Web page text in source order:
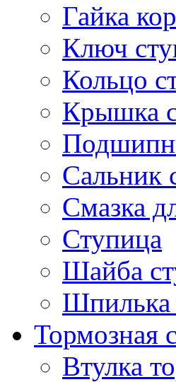
Гайка
Ключ
Кольцо
Крышка
Сальник
Смазка
Ступица
Шайба
Шпилька
Тормозная
Втулка